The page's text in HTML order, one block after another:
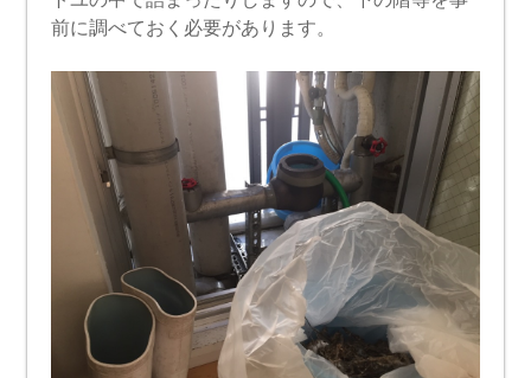
前に調べておく必要があります。